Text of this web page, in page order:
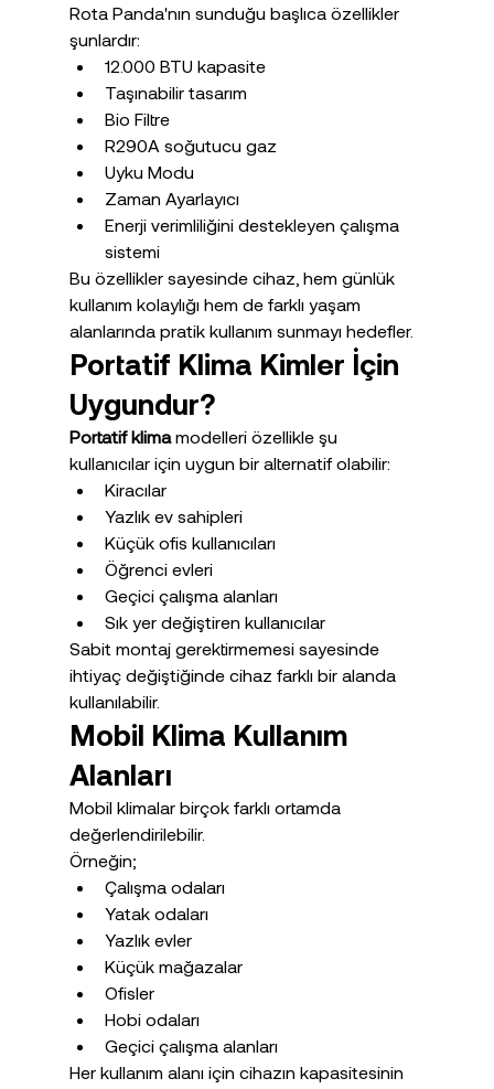
Rota Panda'nın sunduğu başlıca özellikler
şunlardır:
12.000 BTU kapasite
Taşınabilir tasarım
Bio Filtre
R290A soğutucu gaz
Uyku Modu
Zaman Ayarlayıcı
Enerji verimliliğini destekleyen çalışma
sistemi
Bu özellikler sayesinde cihaz, hem günlük
kullanım kolaylığı hem de farklı yaşam
alanlarında pratik kullanım sunmayı hedefler.
Portatif Klima Kimler İçin
Uygundur?
Portatif klima modelleri özellikle şu
kullanıcılar için uygun bir alternatif olabilir:
Kiracılar
Yazlık ev sahipleri
Küçük ofis kullanıcıları
Öğrenci evleri
Geçici çalışma alanları
Sık yer değiştiren kullanıcılar
Sabit montaj gerektirmemesi sayesinde
ihtiyaç değiştiğinde cihaz farklı bir alanda
kullanılabilir.
Mobil Klima Kullanım
Alanları
Mobil klimalar birçok farklı ortamda
değerlendirilebilir.
Örneğin;
Çalışma odaları
Yatak odaları
Yazlık evler
Küçük mağazalar
Ofisler
Hobi odaları
Geçici çalışma alanları
Her kullanım alanı için cihazın kapasitesinin